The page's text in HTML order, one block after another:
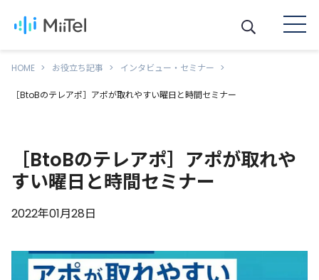
HOME お役立ち記事 インタビュー・セミナー
［BtoBのテレアポ］アポが取れやすい曜日と時間セミナー
［BtoBのテレアポ］アポが取れや
すい曜日と時間セミナー
2022年01月28日